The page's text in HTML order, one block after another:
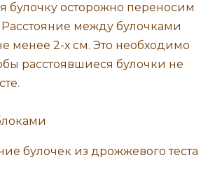
булочку осторожно переносим
между булочками
менее 2-х см. Это необходимо
расстоявшиеся булочки не